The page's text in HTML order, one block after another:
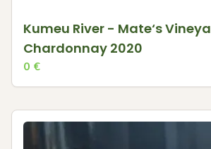
Kumeu River - Mate‘s
Chardonnay 2020
0 €